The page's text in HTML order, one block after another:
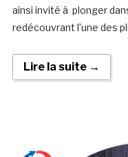
ainsi invité à plonger
redécouvrant l’une des
Lire la suite →